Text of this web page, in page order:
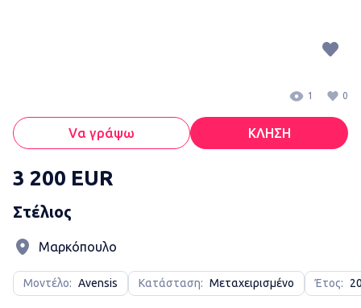
1 0
Vα γράψω ΚΛΗΣΗ
3 200 EUR
Στέλιος
Μαρκόπουλο
Μοντέλο: Avensis Κατάσταση: Μεταχειρισμένο Έτος: